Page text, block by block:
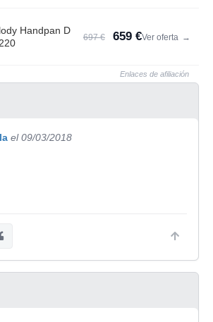
Handpan D
697 € 659 €Ver oferta →
Enlaces de afiliación
el 09/03/2018